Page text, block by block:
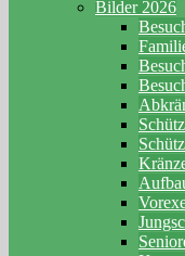
Bilder 2026